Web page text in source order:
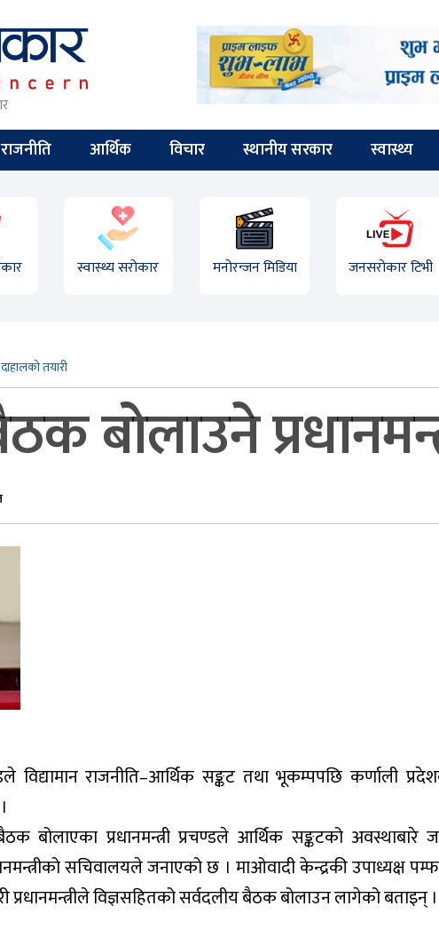
राजनीति आर्थिक विचार स्थानीय सरकार स्वास्थ्य
स्वास्थ्य सरोकार मनोरन्जन मिडिया जनसरोकार टिभी
तयारी
बोलाउने
विद्यामान राजनीति–आर्थिक सङ्कट तथा भूकम्पपछि कर्णाली
प्रधानमन्त्री प्रचण्डले आर्थिक सङ्कटको अवस्थाबारे
सचिवालयले जनाएको छ । माओवादी केन्द्रकी उपाध्यक्ष
प्रधानमन्त्रीले विज्ञसहितको सर्वदलीय बैठक बोलाउन लागेको बताइन् ।